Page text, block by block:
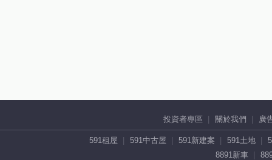
投資者專區 關於我們 廣
591租屋 591中古屋 591新建案 591土地
8891新車